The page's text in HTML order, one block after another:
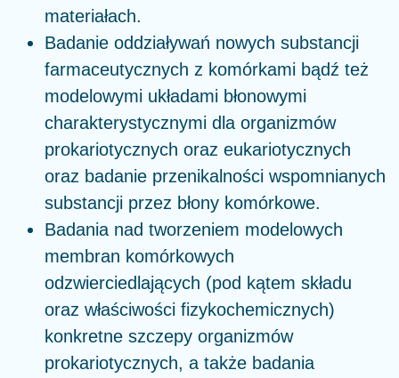
materiałach.
Badanie oddziaływań nowych substancji
farmaceutycznych z komórkami bądź też
modelowymi układami błonowymi
charakterystycznymi dla organizmów
prokariotycznych oraz eukariotycznych
oraz badanie przenikalności wspomnianych
substancji przez błony komórkowe.
Badania nad tworzeniem modelowych
membran komórkowych
odzwierciedlających (pod kątem składu
oraz właściwości fizykochemicznych)
konkretne szczepy organizmów
prokariotycznych, a także badania